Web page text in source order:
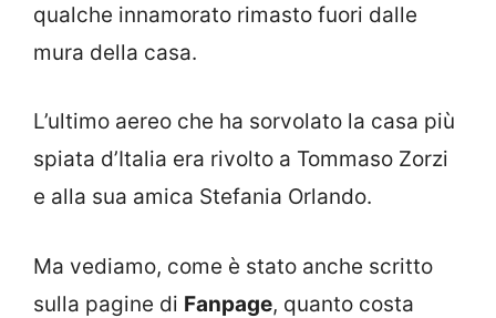
qualche innamorato rimasto fuori dalle
mura della casa.
L’ultimo aereo che ha sorvolato la casa più
spiata d’Italia era rivolto a Tommaso Zorzi
e alla sua amica Stefania Orlando.
Ma vediamo, come è stato anche scritto
sulla pagine di Fanpage, quanto costa